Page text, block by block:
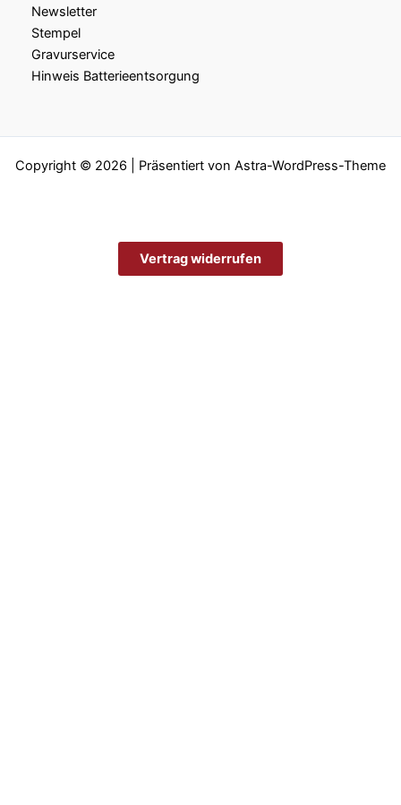
Newsletter
Stempel
Gravurservice
Hinweis Batterieentsorgung
Copyright © 2026 | Präsentiert von Astra-WordPress-Theme
Vertrag widerrufen